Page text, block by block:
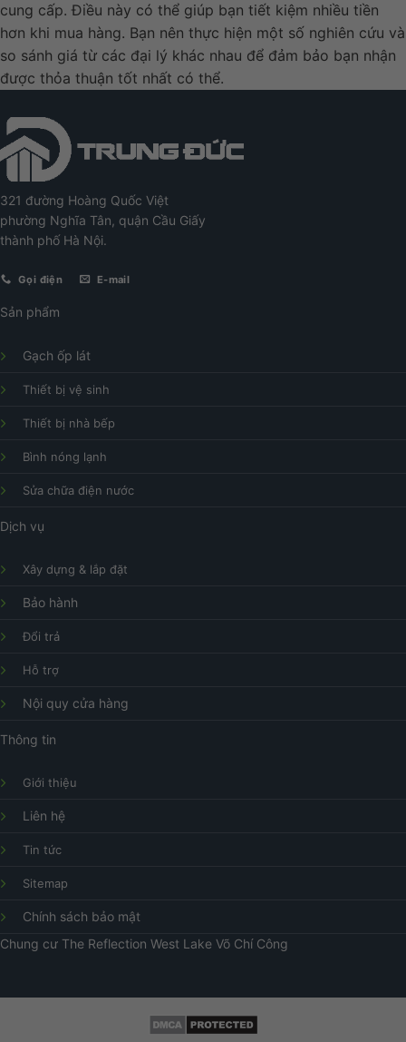
cung cấp. Điều này có thể giúp bạn tiết kiệm nhiều tiền
hơn khi mua hàng. Bạn nên thực hiện một số nghiên cứu và
so sánh giá từ các đại lý khác nhau để đảm bảo bạn nhận
được thỏa thuận tốt nhất có thể.
321 đường Hoàng Quốc Việt
phường Nghĩa Tân, quận Cầu Giấy
thành phố Hà Nội.
Gọi điện E-mail
Sản phẩm
Gạch ốp lát
Thiết bị vệ sinh
Thiết bị nhà bếp
Bình nóng lạnh
Sửa chữa điện nước
Dịch vụ
Xây dựng & lắp đặt
Bảo hành
Đổi trả
Hỗ trợ
Nội quy cửa hàng
Thông tin
Giới thiệu
Liên hệ
Tin tức
Sitemap
Chính sách bảo mật
Chung cư The Reflection West Lake Võ Chí Công